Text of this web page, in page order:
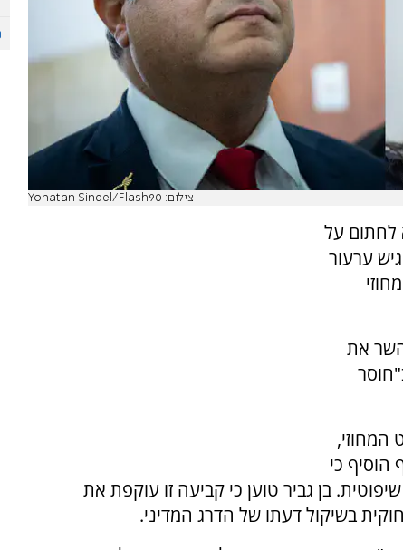
צילום: Yonatan Sindel/Flash90
לחתום על
ערעור
את
כי
בן גביר טוען כי קביעה זו עוקפת את
בשיקול דעתו של הדרג המדיני.